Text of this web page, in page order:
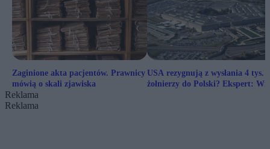
Zaginione akta pacjentów. Prawnicy
mówią o skali zjawiska
USA rezygnują z wysłania 4 tys.
żołnierzy do Polski? Ekspert:
Reklama
Reklama